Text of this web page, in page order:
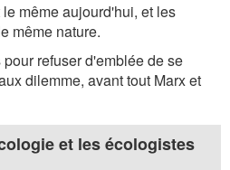
même aujourd'hui, et les
même nature.
refuser d'emblée de se
dilemme, avant tout Marx et
et les écologistes